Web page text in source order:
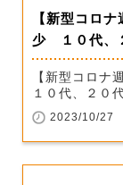
【新型コロ
少 １０代、
【新型コロ
１０代、２０
2023/10/27